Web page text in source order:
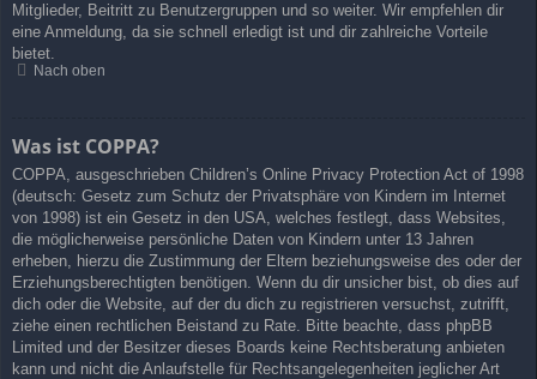
Mitglieder, Beitritt zu Benutzergruppen und so weiter. Wir empfehlen dir
eine Anmeldung, da sie schnell erledigt ist und dir zahlreiche Vorteile
bietet.
Nach oben
Was ist COPPA?
COPPA, ausgeschrieben Children’s Online Privacy Protection Act of 1998
(deutsch: Gesetz zum Schutz der Privatsphäre von Kindern im Internet
von 1998) ist ein Gesetz in den USA, welches festlegt, dass Websites,
die möglicherweise persönliche Daten von Kindern unter 13 Jahren
erheben, hierzu die Zustimmung der Eltern beziehungsweise des oder der
Erziehungsberechtigten benötigen. Wenn du dir unsicher bist, ob dies auf
dich oder die Website, auf der du dich zu registrieren versuchst, zutrifft,
ziehe einen rechtlichen Beistand zu Rate. Bitte beachte, dass phpBB
Limited und der Besitzer dieses Boards keine Rechtsberatung anbieten
kann und nicht die Anlaufstelle für Rechtsangelegenheiten jeglicher Art